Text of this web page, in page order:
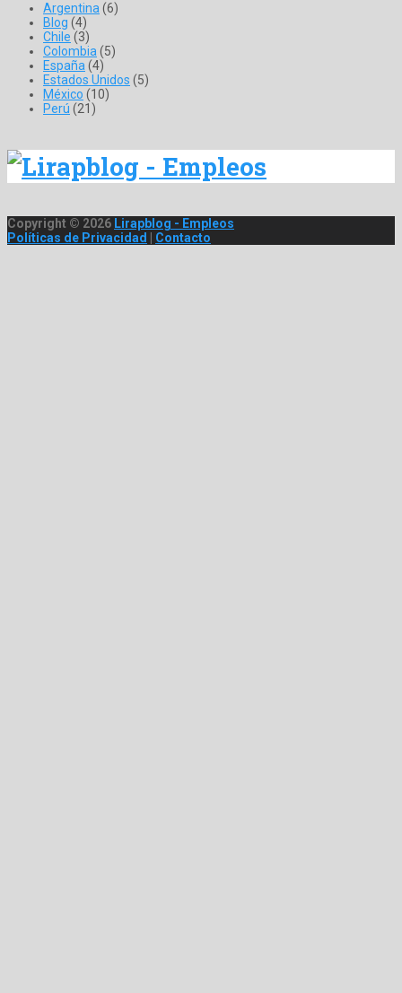
Argentina(6)
Blog (4)
Chile (3)
Colombia(5)
España(4)
Estados Unidos (5)
México (10)
Perú (21)
Copyright © 2026 Lirapblog - Empleos
Políticas de Privacidad
Contacto